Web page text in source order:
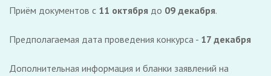
Приём документов с 11 октября до 09 декабря.
Предполагаемая дата проведения конкурса - 17 декабря
Дополнительная информация и бланки заявлений на